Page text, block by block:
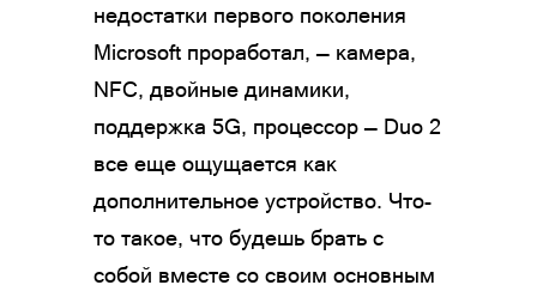
недостатки первого поколения
Microsoft проработал, — камера,
NFC, двойные динамики,
поддержка 5G, процессор — Duo 2
все еще ощущается как
дополнительное устройство. Что-
то такое, что будешь брать с
собой вместе со своим основным